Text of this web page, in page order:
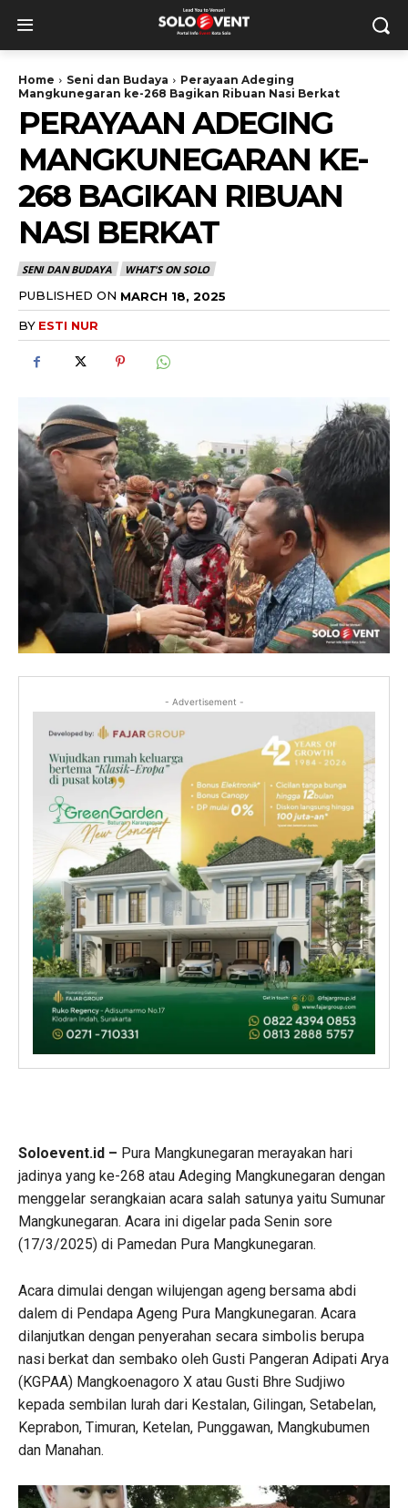
Home Seni dan Budaya
Perayaan Adeging
Mangkunegaran ke-268 Bagikan Ribuan Nasi Berkat
PERAYAAN ADEGING
MANGKUNEGARAN KE-
268 BAGIKAN RIBUAN
NASI BERKAT
SENI DAN BUDAYA WHAT'S ON SOLO
PUBLISHED ON MARCH 18, 2025
BY ESTI NUR
- Advertisement -
Soloevent.id – Pura Mangkunegaran merayakan hari
jadinya yang ke-268 atau Adeging Mangkunegaran dengan
menggelar serangkaian acara salah satunya yaitu Sumunar
Mangkunegaran. Acara ini digelar pada Senin sore
(17/3/2025) di Pamedan Pura Mangkunegaran.
Acara dimulai dengan wilujengan ageng bersama abdi
dalem di Pendapa Ageng Pura Mangkunegaran. Acara
dilanjutkan dengan penyerahan secara simbolis berupa
nasi berkat dan sembako oleh Gusti Pangeran Adipati Arya
(KGPAA) Mangkoenagoro X atau Gusti Bhre Sudjiwo
kepada sembilan lurah dari Kestalan, Gilingan, Setabelan,
Keprabon, Timuran, Ketelan, Punggawan, Mangkubumen
dan Manahan.